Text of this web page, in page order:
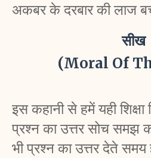
अकबर के दरबार की लाज
सीख
(Moral Of
इस कहानी से हमें यही
प्रश्न का उत्तर सोच समझ
भी प्रश्न का उत्तर देते